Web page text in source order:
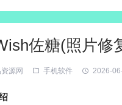
佐糖(照片修
源网 手机软件 2026-